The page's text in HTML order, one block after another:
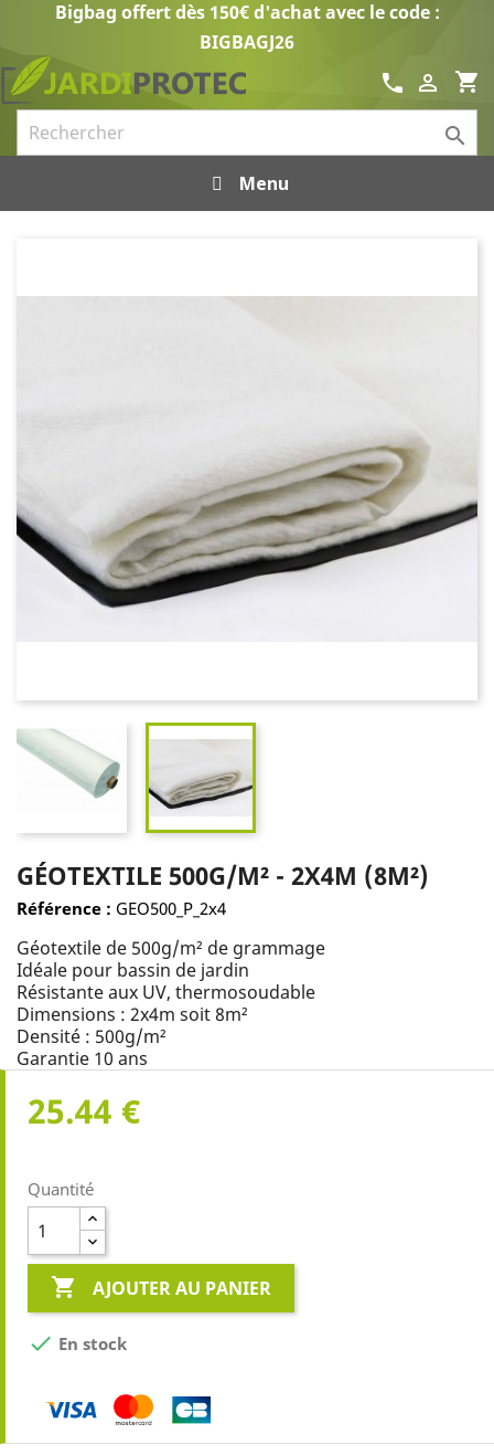
Bigbag offert dès 150€ d'achat avec le code :
BIGBAGJ26
shopping_cart

call

Menu
GÉOTEXTILE 500G/M² - 2X4M (8M²)
Référence : GEO500_P_2x4
Géotextile de 500g/m² de grammage
Idéale pour bassin de jardin
Résistante aux UV, thermosoudable
Dimensions : 2x4m soit 8m²
Densité : 500g/m²
Garantie 10 ans
25.44 €
Quantité
 AJOUTER AU PANIER
 En stock